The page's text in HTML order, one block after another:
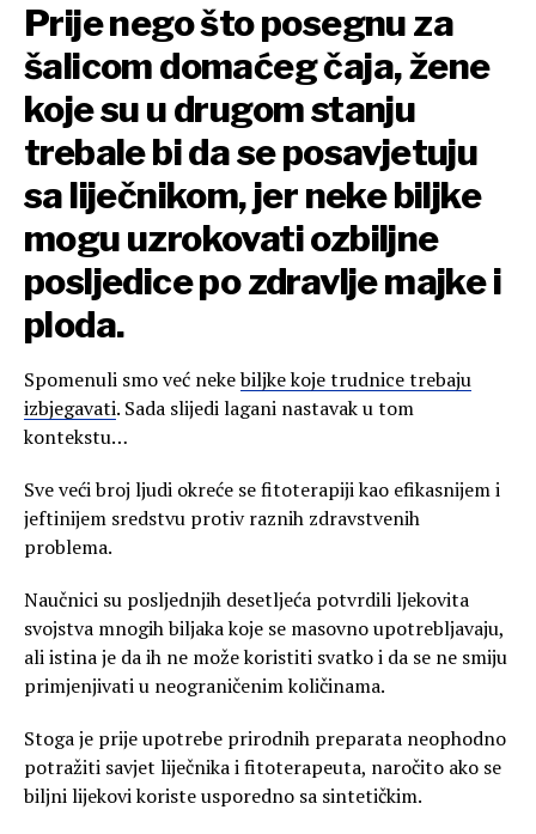
Prije nego što posegnu za
šalicom domaćeg čaja, žene
koje su u drugom stanju
trebale bi da se posavjetuju
sa liječnikom, jer neke biljke
mogu uzrokovati ozbiljne
posljedice po zdravlje majke i
ploda.
Spomenuli smo već nekebiljke koje trudnice trebaju
izbjegavati. Sada slijedi lagani nastavak u tom
kontekstu…
Sve veći broj ljudi okreće se fitoterapiji kao efikasnijem i
jeftinijem sredstvu protiv raznih zdravstvenih
problema.
Naučnici su posljednjih desetljeća potvrdili ljekovita
svojstva mnogih biljaka koje se masovno upotrebljavaju,
ali istina je da ih ne može koristiti svatko i da se ne smiju
primjenjivati u neograničenim količinama.
Stoga je prije upotrebe prirodnih preparata neophodno
potražiti savjet liječnika i fitoterapeuta, naročito ako se
biljni lijekovi koriste usporedno sa sintetičkim.